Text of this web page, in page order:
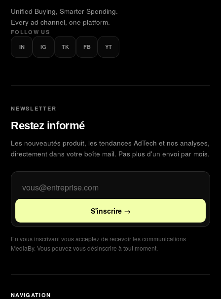
Unified Buying, Smarter Spending.
Every ad channel, one platform.
FOLLOW US
IN IG TK FB YT
NEWSLETTER
Restez informé
Les nouveautés produit, les tendances AdTech et nos analyses,
directement dans votre boîte mail. Pas plus d'un envoi par mois.
S'inscrire →
En vous inscrivant vous acceptez de recevoir les communications
MediaBy. Vous pouvez vous désinscrire à tout moment.
NAVIGATION